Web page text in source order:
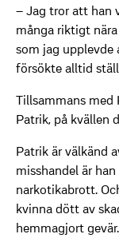
– Jag tror att han
många riktigt
som jag
försökte alltid
Tillsammans med
Patrik, på kvällen
Patrik är välkänd
misshandel är
narkotikabrott.
kvinna dött av
hemmagjort gevär.